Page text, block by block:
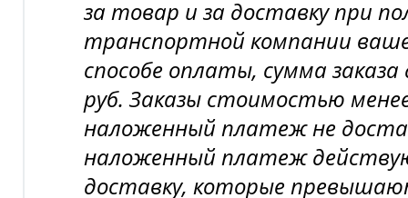
за товар и за доставку при
транспортной компании
способе оплаты, сумма
руб. Заказы стоимостью
наложенный платеж не
наложенный платеж
доставку, которые